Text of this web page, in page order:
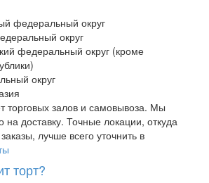
федеральный округ
округ
федеральный округ (кроме
округ
торговых залов и самовывоза. Мы
на доставку. Точные локации, откуда
лучше всего уточнить в
торт?